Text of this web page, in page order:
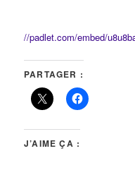
//padlet.com/embed/
PARTAGER :
J’AIME ÇA :